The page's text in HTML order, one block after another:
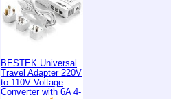
BESTEK Universal
Travel Adapter 220V
to 110V Voltage
Converter with 6A 4-